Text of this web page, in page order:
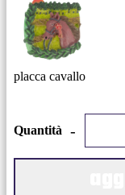
placca cavallo
Quantità -